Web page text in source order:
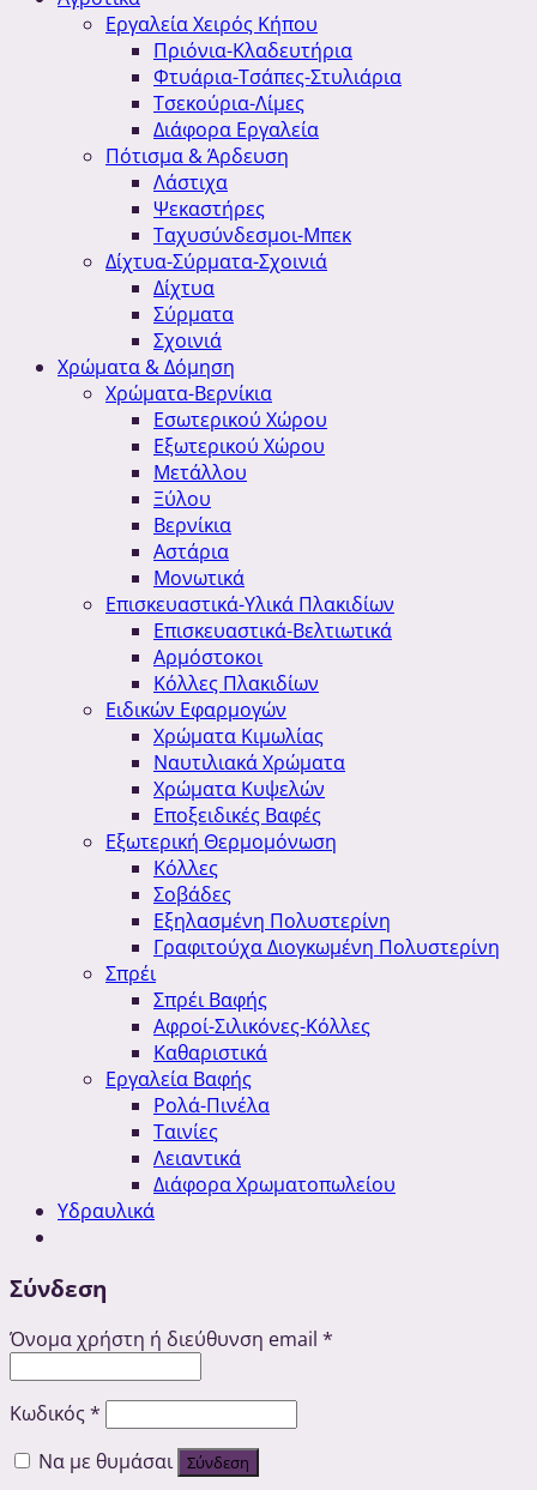
Εργαλεία Χειρός Κήπου
Πριόνια-Κλαδευτήρια
Φτυάρια-Τσάπες-Στυλιάρια
Τσεκούρια-Λίμες
Διάφορα Εργαλεία
Πότισμα & Άρδευση
Λάστιχα
Ψεκαστήρες
Ταχυσύνδεσμοι-Μπεκ
Δίχτυα-Σύρματα-Σχοινιά
Δίχτυα
Σύρματα
Σχοινιά
Χρώματα & Δόμηση
Χρώματα-Βερνίκια
Εσωτερικού Χώρου
Εξωτερικού Χώρου
Μετάλλου
Ξύλου
Βερνίκια
Αστάρια
Μονωτικά
Επισκευαστικά-Υλικά Πλακιδίων
Επισκευαστικά-Βελτιωτικά
Αρμόστοκοι
Κόλλες Πλακιδίων
Ειδικών Εφαρμογών
Χρώματα Κιμωλίας
Ναυτιλιακά Χρώματα
Χρώματα Κυψελών
Εποξειδικές Βαφές
Εξωτερική Θερμομόνωση
Κόλλες
Σοβάδες
Εξηλασμένη Πολυστερίνη
Γραφιτούχα Διογκωμένη Πολυστερίνη
Σπρέι
Σπρέι Βαφής
Αφροί-Σιλικόνες-Κόλλες
Καθαριστικά
Εργαλεία Βαφής
Ρολά-Πινέλα
Ταινίες
Λειαντικά
Διάφορα Χρωματοπωλείου
Υδραυλικά
Σύνδεση
Όνομα χρήστη ή διεύθυνση email *
Κωδικός*
Να με θυμάσαι
Σύνδεση